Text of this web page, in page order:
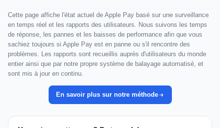
Cette page affiche l'état actuel de Apple Pay basé sur une surveillance
en temps réel et les rapports des utilisateurs. Nous suivons les temps
de réponse, les pannes et les baisses de performance afin que vous
sachiez toujours si Apple Pay est en panne ou s'il rencontre des
problèmes. Les rapports sont recueillis auprès d'utilisateurs du monde
entier ainsi que par notre propre système de balayage automatisé, et
sont mis à jour en continu.
En savoir plus sur notre méthode